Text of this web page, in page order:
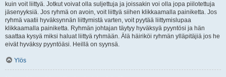
kuin voit liittyä. Jotkut voivat olla suljettuja ja joissakin voi olla jopa piilotettuja
jäsenyyksiä. Jos ryhmä on avoin, voit liittyä siihen klikkaamalla painiketta. Jos
ryhmä vaatii hyväksynnän liittymistä varten, voit pyytää liittymislupaa
klikkaamalla painiketta. Ryhmän johtajan täytyy hyväksyä pyyntösi ja hän
saattaa kysyä miksi haluat liittyä ryhmään. Älä häiriköi ryhmän ylläpitäjiä jos he
eivät hyväksy pyyntöäsi. Heillä on syynsä.
Ylös